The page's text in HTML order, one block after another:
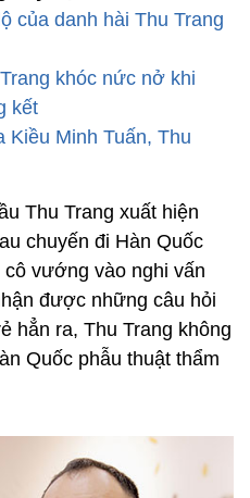
của danh hài Thu Trang
khóc nức nở khi
kết
Kiều Minh Tuấn, Thu
Thu Trang xuất hiện
chuyến đi Hàn Quốc
vướng vào nghi vấn
được những câu hỏi
hẳn ra, Thu Trang không
Quốc phẫu thuật thẩm